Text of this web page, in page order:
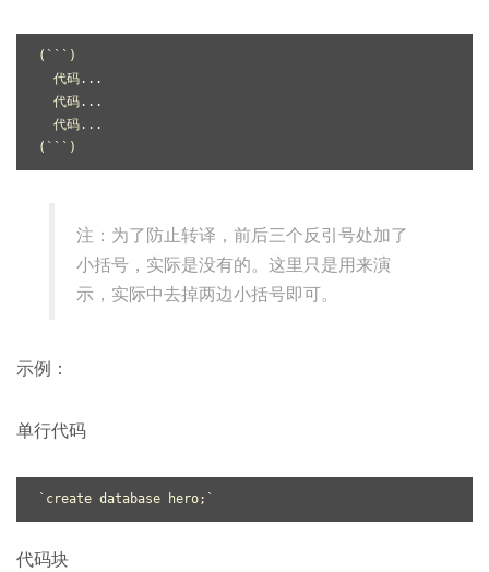
( `` `)
  代码...
  代码...
  代码...
(` ``
注：为了防止转译，前后三个反引号处加了
小括号，实际是没有的。这里只是用来演
示，实际中去掉两边小括号即可。
示例：
单行代码
`create database hero;`
代码块